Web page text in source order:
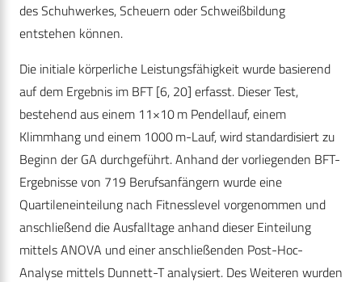
des Schuhwerkes, Scheuern oder Schweißbildung
entstehen können.
Die initiale körperliche Leistungsfähigkeit wurde basierend
auf dem Ergebnis im BFT [6, 20] erfasst. Dieser Test,
bestehend aus einem 11×10 m Pendellauf, einem
Klimmhang und einem 1000 m-Lauf, wird standardisiert zu
Beginn der GA durchgeführt. Anhand der vorliegenden BFT-
Ergebnisse von 719 Berufsanfängern wurde eine
Quartileneinteilung nach Fitnesslevel vorgenommen und
anschließend die Ausfalltage anhand dieser Einteilung
mittels ANOVA und einer anschließenden Post-Hoc-
Analyse mittels Dunnett-T analysiert. Des Weiteren wurden